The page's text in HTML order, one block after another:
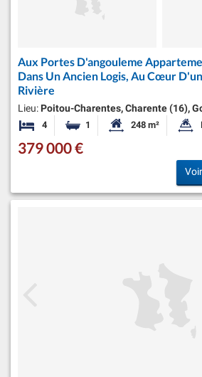
Aux Portes D'angouleme
Dans Un Ancien Logis, Au Cœur
Rivière
Lieu: Poitou-Charentes, Charente (16),
4 Chambres1 Salle de bainSurface habitable:
248 m²
379 000 €